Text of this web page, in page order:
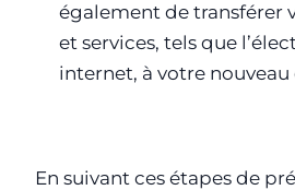
également de transférer
et services, tels que
internet, à votre
En suivant ces étapes de